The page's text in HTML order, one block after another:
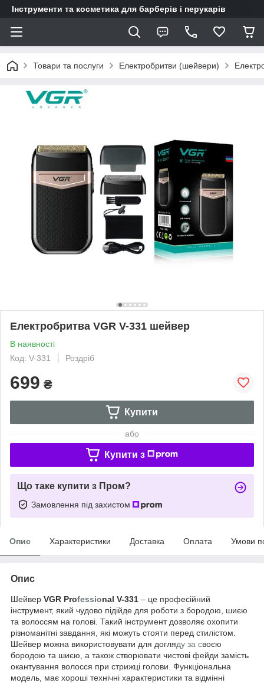
Інструменти та косметика для барберів і перукарів
Товари та послуги Електробритви (шейвери)
Електробритва VGR V-331 шейвер
В наявності
Код: V-331
Роздріб
699 ₴
Купити
або
Купити з
Що таке купити з Пром?
Замовлення під захистом
Опис Характеристики Доставка Оплата Умови
Опис
Шейвер VGR Professional V-331 – це професійний
інструмент, який чудово підійде для роботи з бородою, шиєю
та волоссям на голові. Такий інструмент дозволяє охопити
різноманітні завдання, які можуть стояти перед стилістом.
Шейвер можна використовувати для догляду за своєю
бородою та шиєю, а також створювати чистові фейди замість
окантування волосся при стрижці голови. Функціональна
модель, має хороші технічні характеристики та відмінні